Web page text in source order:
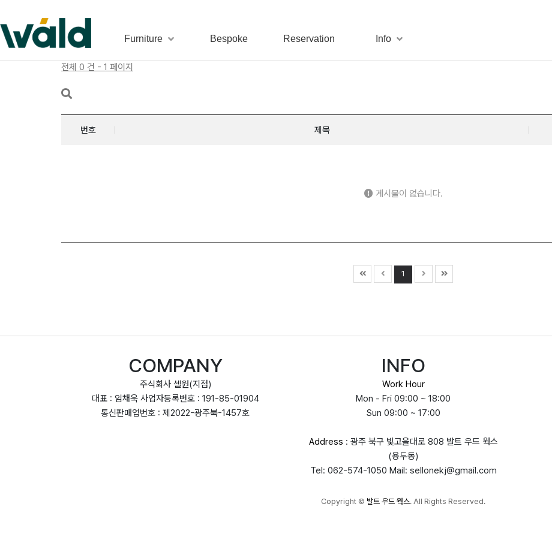
Furniture Bespoke Reservation Info
전체 0 건 - 1 페이지
번호 제목
게시물이 없습니다.
1
COMPANY
주식회사 셀원(지점)
대표 : 임채욱 사업자등록번호 : 191-85-01904
통신판매업번호 : 제2022-광주북-1457호
INFO
Work Hour
Mon - Fri 09:00 ~ 18:00
Sun 09:00 ~ 17:00
Address : 광주 북구 빛고을대로 808 발트 우드 웍스
(용두동)
Tel: 062-574-1050 Mail: sellonekj@gmail.com
Copyright © 발트 우드 웍스. All Rights Reserved.